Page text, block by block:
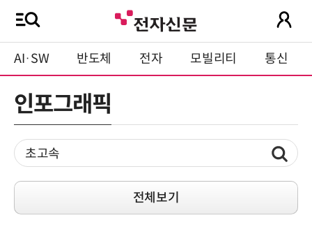
AI·SW 반도체 전자 모빌리티 통신
인포그래픽
전체보기